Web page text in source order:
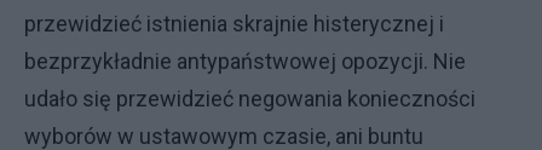
przewidzieć istnienia skrajnie histerycznej i
bezprzykładnie antypaństwowej opozycji. Nie
udało się przewidzieć negowania konieczności
wyborów w ustawowym czasie, ani buntu